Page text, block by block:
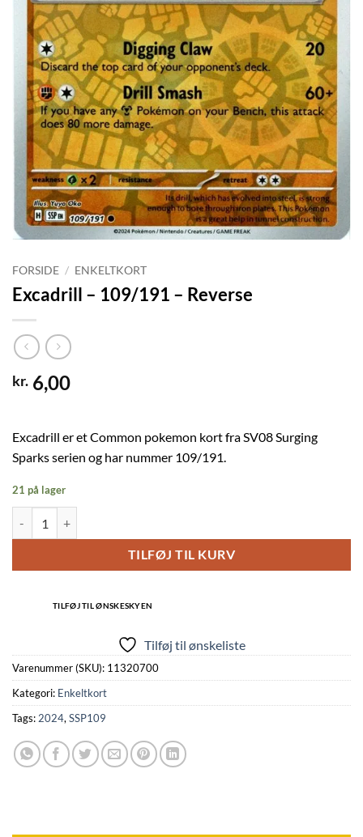
FORSIDE / ENKELTKORT
Excadrill – 109/191 – Reverse
kr. 6,00
Excadrill er et Common pokemon kort fra SV08 Surging
Sparks serien og har nummer 109/191.
21 på lager
TILFØJ TIL KURV
TILFØJ TIL ØNSKESKYEN
Tilføj til ønskeliste
Varenummer (SKU): 11320700
Kategori: Enkeltkort
Tags: 2024, SSP109